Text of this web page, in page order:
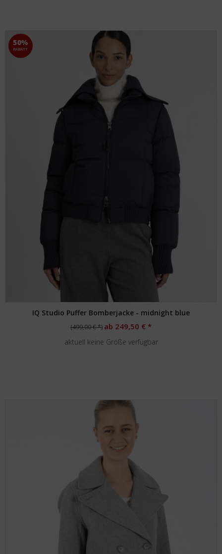
50%
RABATT
IQ Studio Puffer Bomberjacke - midnight blue
(499,00 € *) ab 249,50 € *
aktuell keine Größe verfügbar